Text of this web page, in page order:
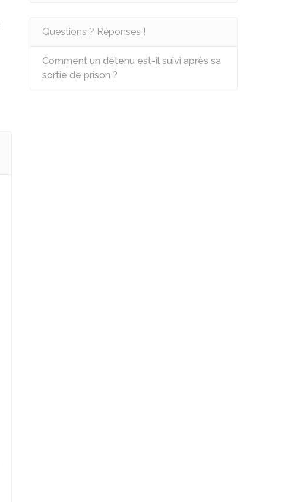
Questions ? Réponses !
Comment un détenu est-il suivi après sa
sortie de prison ?